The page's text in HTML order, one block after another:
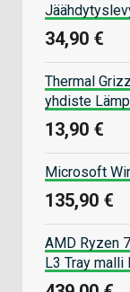
34,90 €
Thermal
yhdiste
13,90 €
Microsoft
135,90 €
AMD Ryzen
L3 Tray malli